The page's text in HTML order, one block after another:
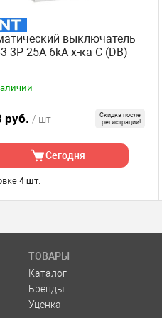
выключатель
3P 25A 6kA х-ка C (DB)
руб. / шт
Скидка после
регистрации!
Сегодня
4 шт.
ТОВАРЫ
Каталог
Бренды
Уценка